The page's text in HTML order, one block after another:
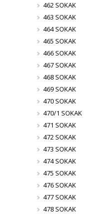
462 SOKAK
463 SOKAK
464 SOKAK
465 SOKAK
466 SOKAK
467 SOKAK
468 SOKAK
469 SOKAK
470 SOKAK
470/1 SOKAK
471 SOKAK
472 SOKAK
473 SOKAK
474 SOKAK
475 SOKAK
476 SOKAK
477 SOKAK
478 SOKAK